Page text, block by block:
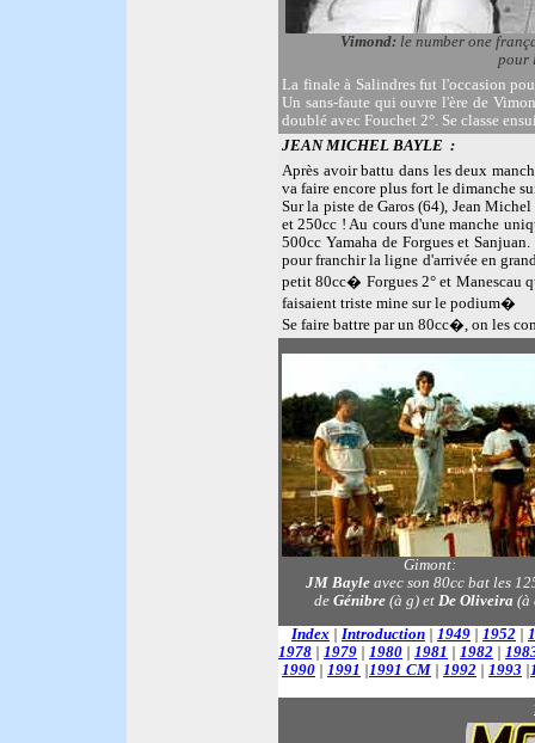
Vimond: le number one
pour
La finale à Salindres fut l'occasion
Un sans-faute qui ouvre l'ère de
doublé avec Fouchet 2°. Se classe
JEAN MICHEL BAYLE :
Après avoir battu dans les deux
va faire encore plus fort le dimanche
Sur la piste de Garos (64), Jean
et 250cc ! Au cours d'une manche
500cc Yamaha de Forgues et
pour franchir la ligne d'arrivée en
petit 80cc� Forgues 2° et Manescau
faisaient triste mine sur le podium�
Se faire battre par un 80cc�, on les
Gimont:
JM Bayle avec son 80cc bat les
de Génibre (à g) et De Oliveira (à
Index
Introduction 1949 1952
1978
1979 1980 1981 1982
1990
1991 1991 CM 1992 1993